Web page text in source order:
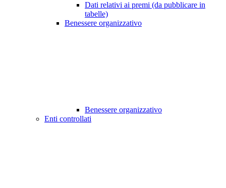
Dati relativi ai premi (da pubblicare in
tabelle)
Benessere organizzativo
Benessere organizzativo
Enti controllati